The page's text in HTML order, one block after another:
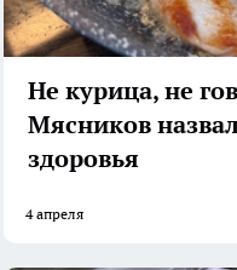
Не курица, не
Мясников
здоровья
4 апреля